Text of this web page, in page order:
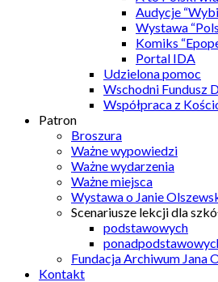
Audycje
Wystawa
Komiks
Portal IDA
Udzielona pomoc
Wschodni Fundusz
Współpraca z
Patron
Broszura
Ważne wypowiedzi
Ważne wydarzenia
Ważne miejsca
Wystawa o Janie
Scenariusze lekcji dla
podstawowych
Fundacja Archiwum Jana
Kontakt